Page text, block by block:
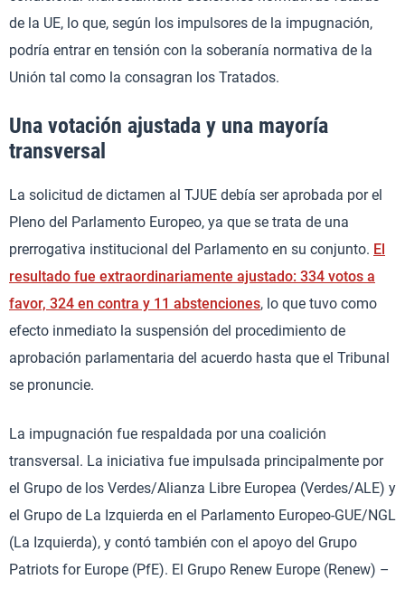
de la UE, lo que, según los impulsores de la impugnación,
podría entrar en tensión con la soberanía normativa de la
Unión tal como la consagran los Tratados.
Una votación ajustada y una mayoría
transversal
La solicitud de dictamen al TJUE debía ser aprobada por el
Pleno del Parlamento Europeo, ya que se trata de una
prerrogativa institucional del Parlamento en su conjunto. El
resultado fue extraordinariamente ajustado: 334 votos a
favor, 324 en contra y 11 abstenciones, lo que tuvo como
efecto inmediato la suspensión del procedimiento de
aprobación parlamentaria del acuerdo hasta que el Tribunal
se pronuncie.
La impugnación fue respaldada por una coalición
transversal. La iniciativa fue impulsada principalmente por
el Grupo de los Verdes/Alianza Libre Europea (Verdes/ALE) y
el Grupo de La Izquierda en el Parlamento Europeo-GUE/NGL
(La Izquierda), y contó también con el apoyo del Grupo
Patriots for Europe (PfE). El Grupo Renew Europe (Renew) –